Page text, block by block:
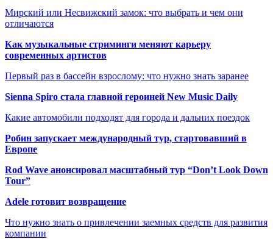
Мирский или Несвижский замок: что выбрать и чем они
отличаются
Как музыкальные стриминги меняют карьеру
современных артистов
Первый раз в бассейн взрослому: что нужно знать заранее
Sienna Spiro стала главной героиней New Music Daily
Какие автомобили подходят для города и дальних поездок
Робин запускает международный тур, стартовавший в
Европе
Rod Wave анонсировал масштабный тур “Don’t Look Down
Tour”
Adele готовит возвращение
Что нужно знать о привлечении заемных средств для развития
компании